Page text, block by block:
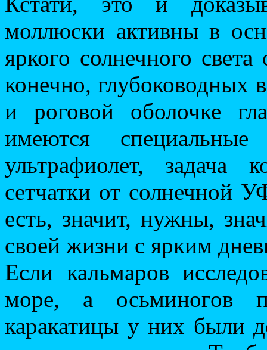
моллюски активны в
яркого солнечного
конечно, глубоководных
и роговой оболочке
имеются
ультрафиолет,
сетчатки от солнечной
есть, значит, нужны,
своей жизни с ярким
Если кальмаров
море, а осьминогов
каракатицы у них были